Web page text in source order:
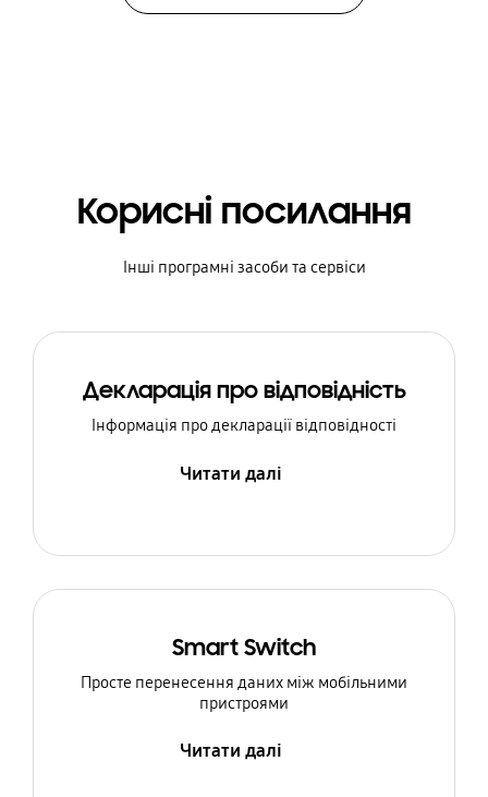
Корисні посилання
Інші програмні засоби та сервіси
Декларація про відповідність
Інформація про декларації відповідності
Читати далі
Smart Switch
Просте перенесення даних між мобільними
пристроями
Читати далі